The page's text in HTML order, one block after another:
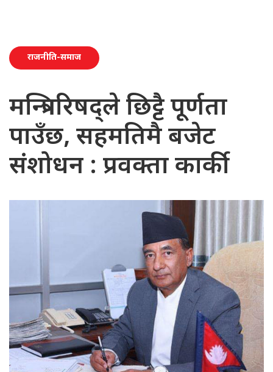
राजनीति-समाज
मन्त्रिपरिषद्ले छिट्टै पूर्णता
पाउँछ, सहमतिमै बजेट
संशोधन : प्रवक्ता कार्की